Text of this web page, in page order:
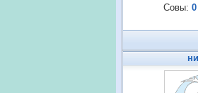
Совы: 0